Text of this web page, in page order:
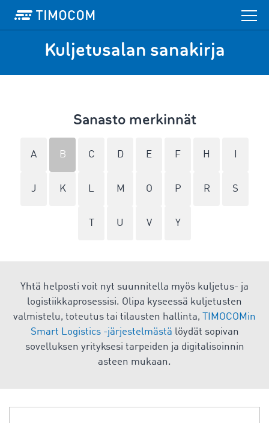
Kuljetusalan sanakirja
Sanasto merkinnät
A B C D E F H
J K L M O P R S
U V Y
Yhtä helposti voit nyt suunnitella myös kuljetus- ja
logistiikkaprosessisi. Olipa kyseessä kuljetusten
valmistelu, toteutus tai tilausten hallinta,
TIMOCOMin
Smart Logistics -järjestelmästä löydät sopivan
sovelluksen yrityksesi tarpeiden ja digitalisoinnin
asteen mukaan.